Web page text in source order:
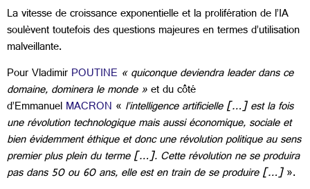
La vitesse de croissance exponentielle et la prolifération de l’IA
soulèvent toutefois des questions majeures en termes d’utilisation
malveillante.
Pour VladimirPOUTINE « quiconque deviendra leader dans ce
domaine, dominera le monde »et du côté
d’EmmanuelMACRON « l’intelligence artificielle […] est la fois
une révolution technologique mais aussi économique, sociale et
bien évidemment éthique et donc une révolution politique au sens
premier plus plein du terme […]. Cette révolution ne se produira
pas dans 50 ou 60 ans, elle est en train de se produire […]».